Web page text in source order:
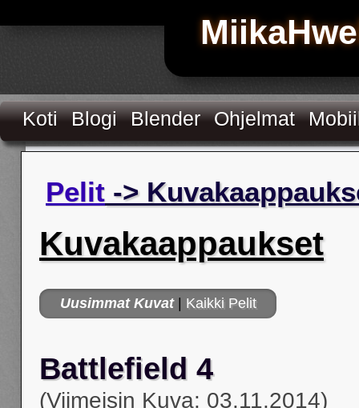
Koti Blogi Blender Ohjelmat
Pelit ->
Kuvakaappaukset
Uusimmat Kuvat| Kaikki Pelit
Battlefield 4
(Viimeisin Kuva: 03.11.2014)